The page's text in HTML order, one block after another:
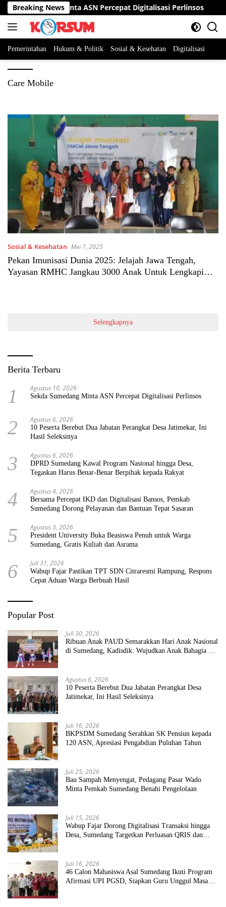
Langsung
ke
konten
Breaking News
Sumedang Minta ASN Percepat Digitalisasi Perlinsos
Pemerintahan Hukum & Politik Sosial & Kesehatan Digitalisasi
Care Mobile
Sosial & Kesehatan Mei 7, 2025
Pekan Imunisasi Dunia 2025: Jelajah Jawa Tengah,
Yayasan RMHC Jangkau 3000 Anak Untuk Lengkapi
Selengkapnya
Berita Terbaru
1 Agustus 10, 2026
Sekda Sumedang Minta ASN Percepat Digitalisasi Perlinsos
2 Agustus 6, 2026
10 Peserta Berebut Dua Jabatan Perangkat Desa Jatimekar, Ini
Hasil Seleksinya
3 Agustus 6, 2026
DPRD Sumedang Kawal Program Nasional hingga Desa,
Tegaskan Harus Benar-Benar Berpihak kepada Rakyat
4 Agustus 4, 2026
Bersama Percepat IKD dan Digitalisasi Bansos, Pemkab
Sumedang Dorong Pelayanan dan Bantuan Tepat Sasaran
5 Agustus 3, 2026
President University Buka Beasiswa Penuh untuk Warga
Sumedang, Gratis Kuliah dan Asrama
6 Juli 31, 2026
Wabup Fajar Pastikan TPT SDN Citraresmi Rampung, Respons
Cepat Aduan Warga Berbuah Hasil
Popular Post
Juli 30, 2026
Ribuan Anak PAUD Semarakkan Hari Anak Nasional
di Sumedang, Kadisdik: Wujudkan Anak Bahagia dan
Agustus 6, 2026
10 Peserta Berebut Dua Jabatan Perangkat Desa
Jatimekar, Ini Hasil Seleksinya
Juli 16, 2026
BKPSDM Sumedang Serahkan SK Pensiun kepada
120 ASN, Apresiasi Pengabdian Puluhan Tahun
Juli 25, 2026
Bau Sampah Menyengat, Pedagang Pasar Wado
Minta Pemkab Sumedang Benahi Pengelolaan
Juli 15, 2026
Wabup Fajar Dorong Digitalisasi Transaksi hingga
Desa, Sumedang Targetkan Perluasan QRIS dan
Juli 16, 2026
46 Calon Mahasiswa Asal Sumedang Ikuti Program
Afirmasi UPI PGSD, Siapkan Guru Unggul Masa